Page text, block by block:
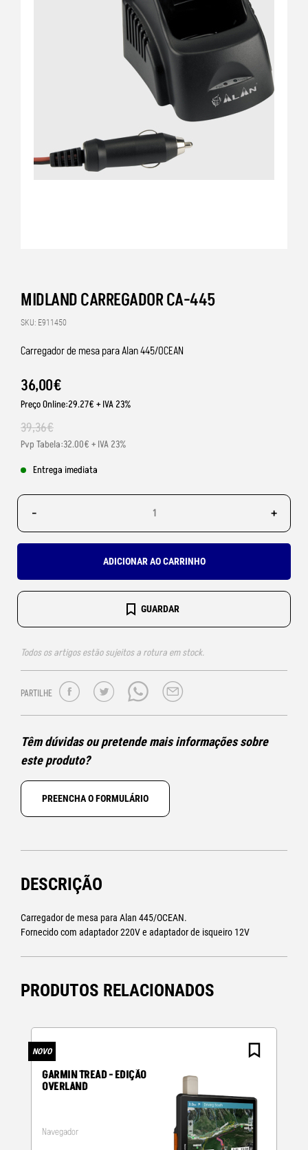
MIDLAND CARREGADOR CA-445
SKU: E911450
Carregador de mesa para Alan 445/OCEAN
36,00€
Preço Online:29.27€ + IVA 23%
39,36€
Pvp Tabela:32.00€ + IVA 23%
Entrega imediata
- +
ADICIONAR AO CARRINHO
GUARDAR
Todos os artigos estão sujeitos a rotura em stock.
PARTILHE
Têm dúvidas ou pretende mais informações sobre
este produto?
PREENCHA O FORMULÁRIO
DESCRIÇÃO
Carregador de mesa para Alan 445/OCEAN.
Fornecido com adaptador 220V e adaptador de isqueiro 12V
PRODUTOS RELACIONADOS
NOVO
GARMIN TREAD - EDIÇÃO
OVERLAND
Navegador